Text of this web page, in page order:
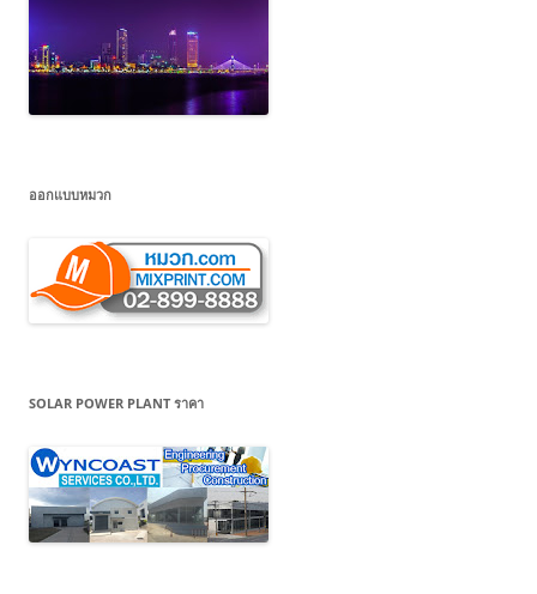
ออกแบบหมวก
SOLAR POWER PLANT ราคา